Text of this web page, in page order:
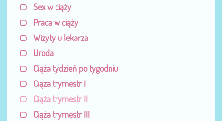
Sex w ciąży
Praca w ciąży
Wizyty u lekarza
Uroda
Ciąża tydzień po tygodniu
Ciąża trymestr I
Ciąża trymestr II
Ciąża trymestr III